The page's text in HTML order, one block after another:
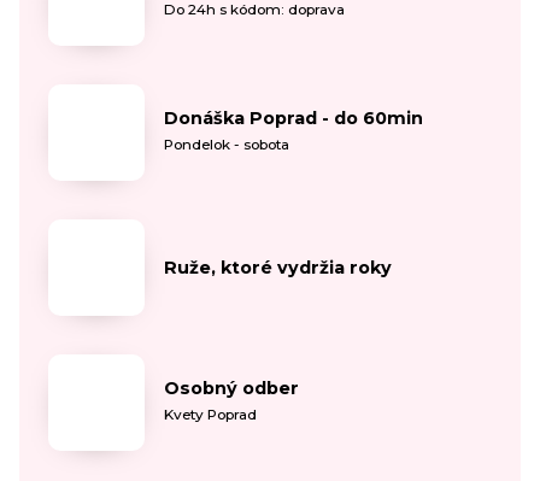
Do 24h s kódom: doprava
Donáška Poprad - do 60min
Pondelok - sobota
Ruže, ktoré vydržia roky
Osobný odber
Kvety Poprad